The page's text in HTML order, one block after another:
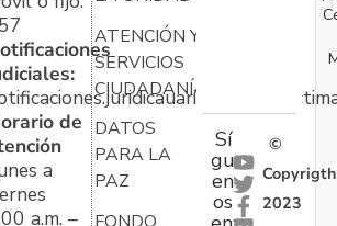
de
a
a.m. –
ATENCIÓN Y
SERVICIOS
CIUDADANÍA
DATOS
PARA LA
PAZ
Sí
gu
en
os
©
Copyrigth
2023